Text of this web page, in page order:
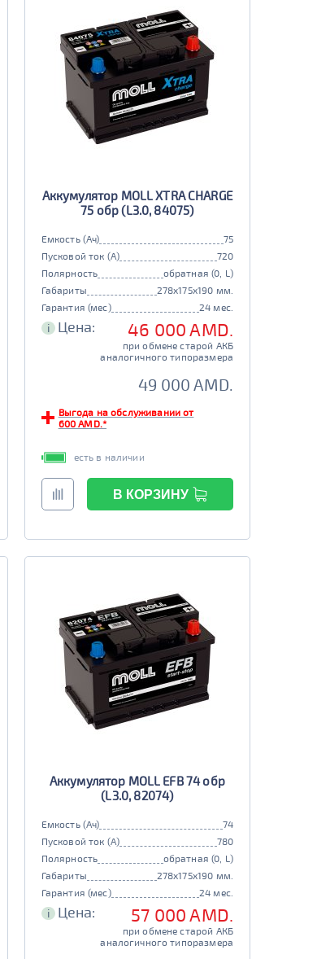
Аккумулятор MOLL XTRA CHARGE
75 обр (L3.0, 84075)
Емкость (Ач)
75
Пусковой ток (А)
720
Полярность
обратная (0, L)
Габариты
278x175x190 мм.
Гарантия (мес)
24 мес.
i Цена: 46 000 AMD.
при обмене старой АКБ
аналогичного типоразмера
49 000 AMD.
Выгода на обслуживании от
600 AMD.*
есть в наличии
В КОРЗИНУ
Аккумулятор MOLL EFB 74 обр
(L3.0, 82074)
Емкость (Ач)
74
Пусковой ток (А)
780
Полярность
обратная (0, L)
Габариты
278x175x190 мм.
Гарантия (мес)
24 мес.
i Цена: 57 000 AMD.
при обмене старой АКБ
аналогичного типоразмера